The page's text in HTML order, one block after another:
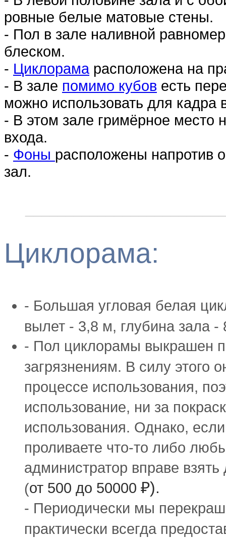
ровные белые матовые стены.
- Пол в зале наливной
блеском.
- Циклорамарасположена на
- В зале помимо кубов есть
можно использовать для кадра
- В этом зале гримёрное место
входа.
- Фоны расположены напротив
зал.
Циклорама:
- Большая угловая белая
вылет - 3,8 м, глубина зала -
- Пол циклорамы выкрашен
загрязнениям. В силу этого
процессе использования,
использование, ни за
использования. Однако,
проливаете что-то либо
администратор вправе
(от 500 до 50000 ₽).
- Периодически мы
практически всегда